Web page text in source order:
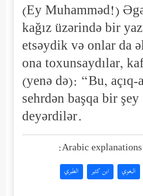
(Ey Muhamməd!)
kağız üzərində bir
etsəydik və onlar da
ona toxunsaydılar,
(yenə də): “Bu, açıq-
sehrdən başqa bir
deyərdilər.
Arabic
البغوي ابن كثير الطبري